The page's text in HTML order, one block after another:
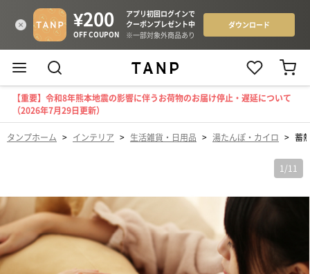
【重要】令和8年熊本地震の影響に伴うお荷物のお届け停止・遅延について
（2026年7月29日更新）
タンプホーム > インテリア > 生活雑貨・日用品 > 湯たんぽ・カイロ > 蓄
1 /11